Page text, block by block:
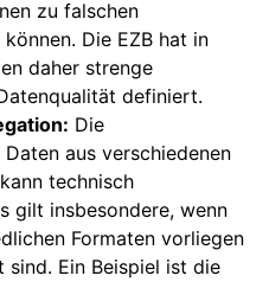
zu falschen
Die EZB hat in
daher strenge
definiert.
Die
aus verschiedenen
technisch
gilt insbesondere, wenn
Formaten vorliegen
Ein Beispiel ist die